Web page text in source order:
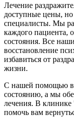
Лечение
доступные цены,
специалисты. Мы
каждого пациента,
состояния. Все
восстановление
избавиться от
жизни.
С нашей помощью
состоянию, а мы
лечения. В
помочь вам